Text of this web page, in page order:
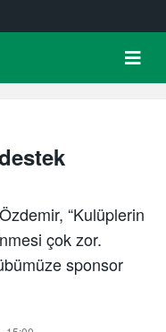
“Kulüplerin
çok zor.
sponsor